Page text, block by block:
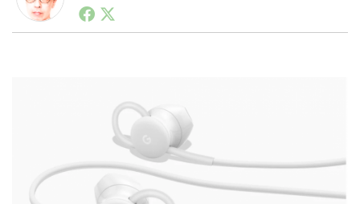
1990年代初頭から記者としてまた起業家としてITスタ
ートアップ業界のハードウェアからソフトウェアの事業
スクとして数億PV事業に。世界最大IT系メディア（ス
ペイン）の元日本編集長、World Innovation Lab(WiL)
などを経て、現在、スタートアップ支援側の取り組みに
暗号資産
LINE
Block Data Bank